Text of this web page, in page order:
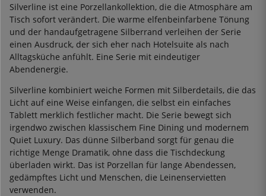
Silverline ist eine Porzellankollektion, die die Atmosphäre am
Tisch sofort verändert. Die warme elfenbeinfarbene Tönung
und der handaufgetragene Silberrand verleihen der Serie
einen Ausdruck, der sich eher nach Hotelsuite als nach
Alltagsküche anfühlt. Eine Serie mit eindeutiger
Abendenergie.
Silverline kombiniert weiche Formen mit Silberdetails, die das
Licht auf eine Weise einfangen, die selbst ein einfaches
Tablett merklich festlicher macht. Die Serie bewegt sich
irgendwo zwischen klassischem Fine Dining und modernem
Quiet Luxury. Das dünne Silberband sorgt für genau die
richtige Menge Dramatik, ohne dass die Tischdeckung
überladen wirkt. Das ist Porzellan für lange Abendessen,
gedämpftes Licht und Menschen, die Leinenservietten
verwenden.